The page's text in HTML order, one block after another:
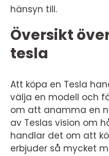
hänsyn till.
Översikt
tesla
Att köpa en Tesla
välja en modell och
om att anamma en
av Teslas vision om
handlar det om att
erbjuder så mycket